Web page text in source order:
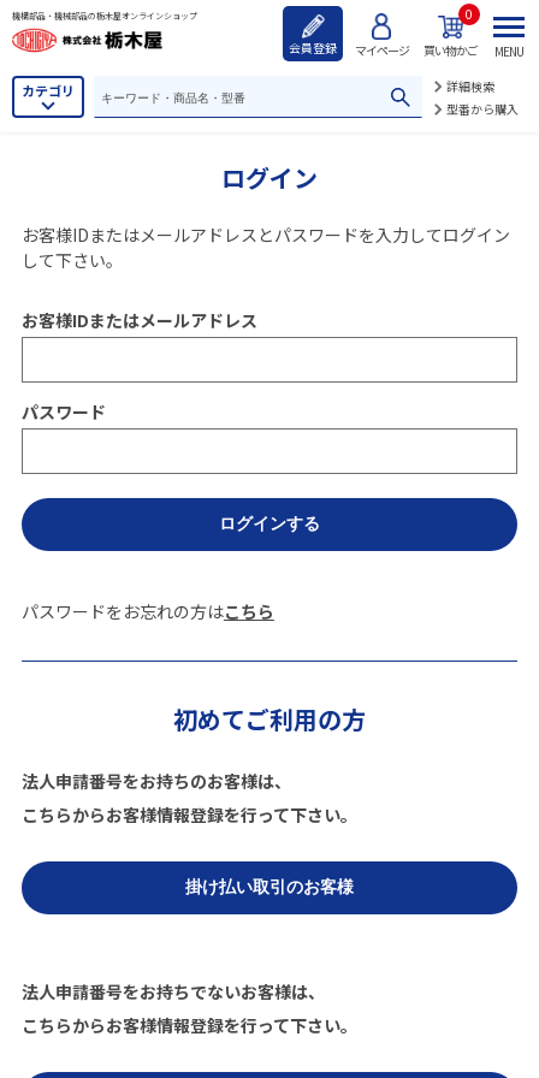
機構部品・機械部品の栃木屋オンラインショップ
会員登録 マイページ 買い物かご
0
カテゴリ
詳細検索
型番から購入
MENU
ログイン
お客様IDまたはメールアドレス とパスワードを入力してログイン
して下さい。
お客様IDまたはメールアドレス
パスワード
パスワードをお忘れの方はこちら
初めてご利用の方
法人申請番号をお持ちのお客様は、
こちらからお客様情報登録を行って下さい。
法人申請番号をお持ちでないお客様は、
こちらからお客様情報登録を行って下さい。